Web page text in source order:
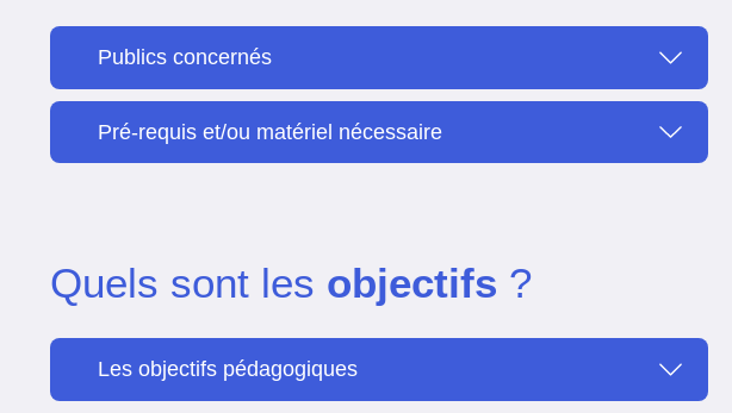
Publics concernés
Pré-requis et/ou matériel nécessaire
Quels sont les objectifs ?
Les objectifs pédagogiques